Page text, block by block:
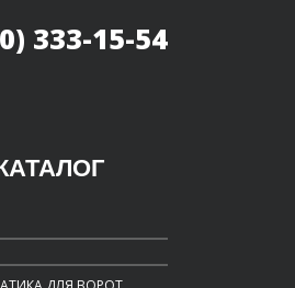
333-15-54